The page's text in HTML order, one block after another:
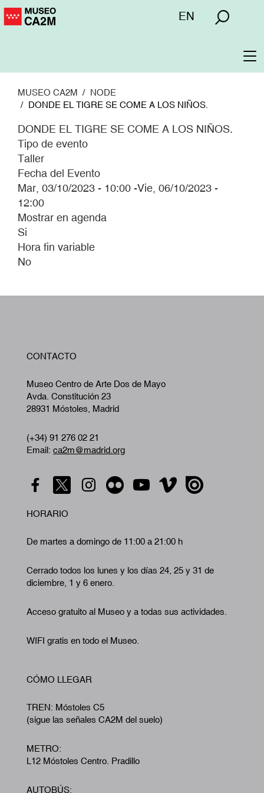
Pasar
Menú
EN
MUSEO CA2M
NODE
DONDE EL TIGRE SE COME A LOS NIÑOS.
DONDE EL TIGRE SE COME A LOS NIÑOS.
Tipo de evento
Taller
Fecha del Evento
Mar, 03/10/2023 - 10:00 -Vie, 06/10/2023 -
12:00
Mostrar en agenda
Si
Hora fin variable
No
CONTACTO
Museo Centro de Arte Dos de Mayo
Avda. Constitución 23
28931 Móstoles, Madrid
(+34) 91 276 02 21
Email: ca2m@madrid.org
HORARIO
De martes a domingo de 11:00 a 21:00 h
Cerrado todos los lunes y los días 24, 25 y 31 de
diciembre, 1 y 6 enero.
Acceso gratuito al Museo y a todas sus actividades.
WIFI gratis en todo el Museo.
CÓMO LLEGAR
TREN: Móstoles C5
(sigue las señales CA2M del suelo)
METRO:
L12 Móstoles Centro. Pradillo
AUTOBÚS: